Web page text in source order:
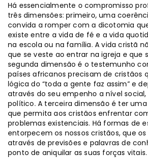
Há essencialmente o compromisso
três dimensões: primeiro, uma
convida a romper com a dicotomia
existe entre a vida de fé e a vida
na escola ou na família. A vida cristã
que se veste ao entrar na igreja e que
segunda dimensão é o testemunho
países africanos precisam de cristãos
lógica do “toda a gente faz assim” e
através do seu empenho a nível
político. A terceira dimensão é ter
que permita aos cristãos enfrentar
problemas existenciais. Há formas de
entorpecem os nossos cristãos, que
através de previsões e palavras de
ponto de aniquilar as suas forças vitais.